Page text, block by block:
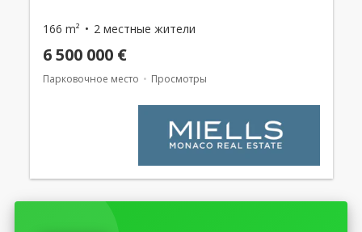
166 m² 2 местные жители
6 500 000 €
Парковочное место Просмотры